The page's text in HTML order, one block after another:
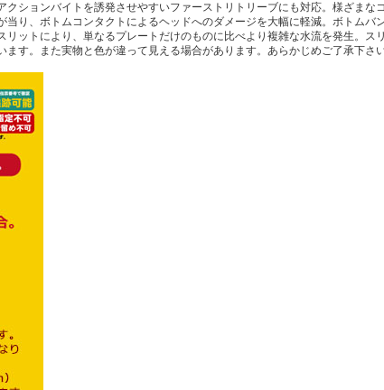
ションバイトを誘発させやすいファーストリトリーブにも対応。様ざまな
り、ボトムコンタクトによるヘッドへのダメージを大幅に軽減。ボトムバ
ットにより、単なるプレートだけのものに比べより複雑な水流を発生。ス
す。また実物と色が違って見える場合があります。あらかじめご了承下さい